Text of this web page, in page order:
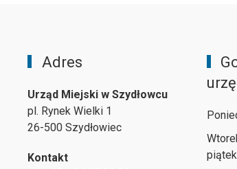
Adres
Urząd Miejski w Szydłowcu
pl. Rynek Wielki 1
26-500 Szydłowiec
Kontakt